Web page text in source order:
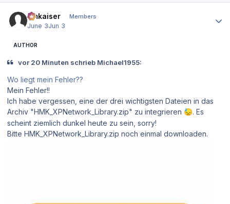
hmkaiser Members
June 3Jun 3
AUTHOR
vor 20 Minuten schrieb Michael1955:
Wo liegt mein Fehler??
Mein Fehler!!
Ich habe vergessen, eine der drei wichtigsten Dateien in das
Archiv "HMK_XPNetwork_Library.zip" zu integrieren 😓. Es
scheint ziemlich dunkel heute zu sein, sorry!
Bitte HMK_XPNetwork_Library.zip noch einmal downloaden.